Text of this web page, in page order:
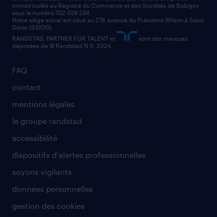
comptable
FAQ
contact
mentions légales
le groupe randstad
accessibilité
dispositifs d'alertes professionnelles
soyons vigilants
données personnelles
gestion des cookies
immatriculée au Registre du Commerce et des Sociétés de Bobigny
sous le numéro 702 028 234.
Notre siège social est situé au 276 avenue du Président Wilson à Saint
Denis (93200).
RANDSTAD, PARTNER FOR TALENT et
sont des marques
déposées de © Randstad N.V. 2024.